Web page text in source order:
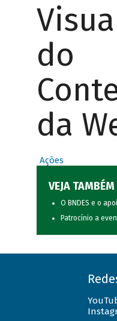
do
da
Ações
VEJA TAMBÉM
O BNDES e o
Patrocínio a